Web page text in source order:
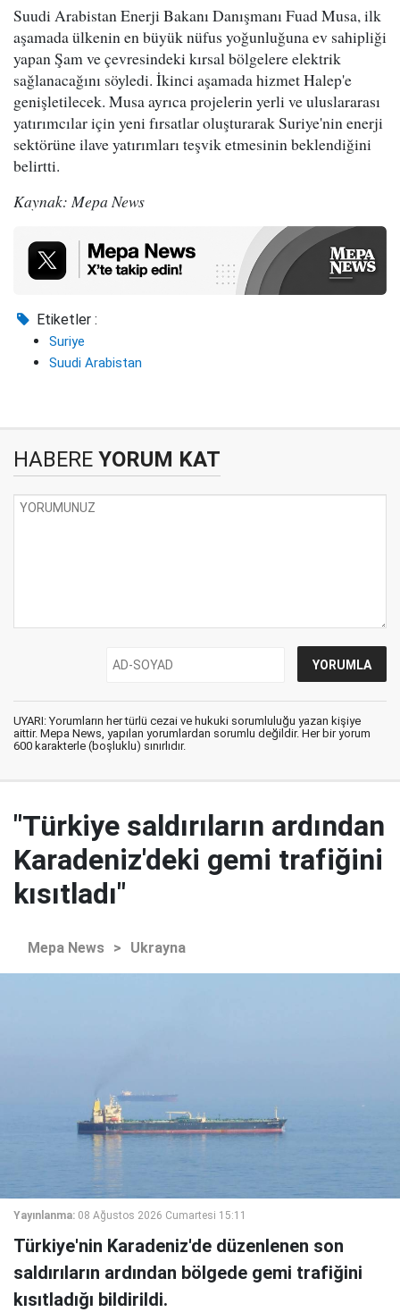
Suudi Arabistan Enerji Bakanı Danışmanı Fuad Musa, ilk
aşamada ülkenin en büyük nüfus yoğunluğuna ev sahipliği
yapan Şam ve çevresindeki kırsal bölgelere elektrik
sağlanacağını söyledi. İkinci aşamada hizmet Halep'e
genişletilecek. Musa ayrıca projelerin yerli ve uluslararası
yatırımcılar için yeni fırsatlar oluşturarak Suriye'nin enerji
sektörüne ilave yatırımları teşvik etmesinin beklendiğini
belirtti.
Kaynak: Mepa News
Etiketler :
Suriye
Suudi Arabistan
HABERE YORUM KAT
UYARI: Yorumların her türlü cezai ve hukuki sorumluluğu yazan kişiye
aittir. Mepa News, yapılan yorumlardan sorumlu değildir. Her bir yorum
600 karakterle (boşluklu) sınırlıdır.
"Türkiye saldırıların ardından
Karadeniz'deki gemi trafiğini
kısıtladı"
Mepa News > Ukrayna
Yayınlanma: 08 Ağustos 2026 Cumartesi 15:11
Türkiye'nin Karadeniz'de düzenlenen son
saldırıların ardından bölgede gemi trafiğini
kısıtladığı bildirildi.